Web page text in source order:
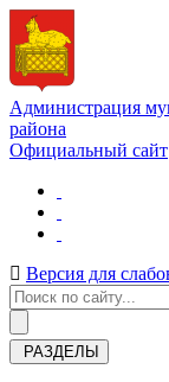
Администрация
района
Официальный сайт
Версия для
РАЗДЕЛЫ